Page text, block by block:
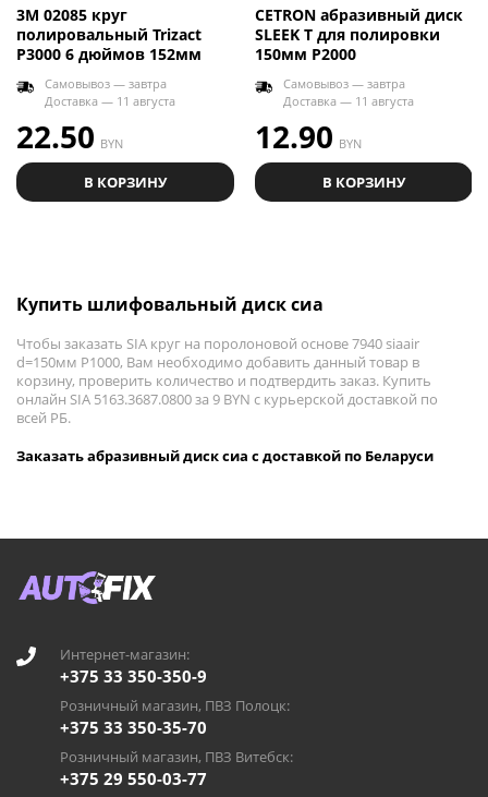
3M 02085 круг
полировальный Trizact
P3000 6 дюймов 152мм
Самовывоз — завтра
Доставка — 11 августа
22.50 BYN
В КОРЗИНУ
CETRON абразивный диск
SLEEK T для полировки
150мм P2000
Самовывоз — завтра
Доставка — 11 августа
12.90 BYN
В КОРЗИНУ
Купить шлифовальный диск сиа
Чтобы заказать SIA круг на поролоновой основе 7940 siaair
d=150мм Р1000, Вам необходимо добавить данный товар в
корзину, проверить количество и подтвердить заказ. Купить
онлайн SIA 5163.3687.0800 за 9 BYN с курьерской доставкой по
всей РБ.
Заказать абразивный диск сиа с доставкой по Беларуси
Интернет-магазин:
+375 33 350-350-9
Розничный магазин, ПВЗ Полоцк:
+375 33 350-35-70
Розничный магазин, ПВЗ Витебск:
+375 29 550-03-77